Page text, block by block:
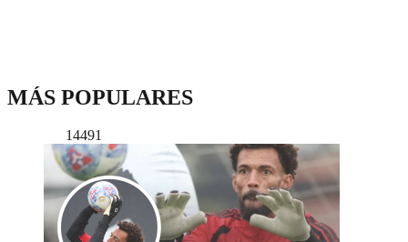
MÁS POPULARES
14491